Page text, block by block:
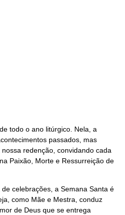
todo o ano litúrgico. Nela, a
passados, mas
redenção, convidando cada
Paixão, Morte e Ressurreição de
celebrações, a Semana Santa é
como Mãe e Mestra, conduz
de Deus que se entrega